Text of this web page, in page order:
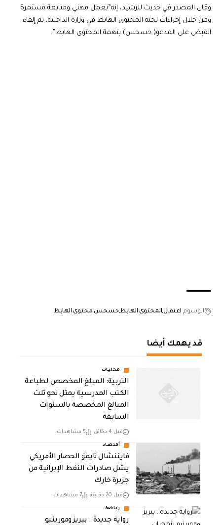
وقال المصدر في حديث للرشيد، إنه”بعمل مهني ومتابعة مستمرة
ومن خلال إجراءات لجنة المحتوى الهابط في وزارة الداخلية، تم إلقاء
القبض على المدعو( حسحس) بتهمة المحتوى الهابط”.
الوسوم اعتقالالمحتوى الهابطحسحسمحتوى الهابط
قد يهمك أيضا
محليات
التربية: المبلغ المخصص لطباعة
الكتب المدرسية يمثل نحو ثلث
المبالغ المخصصة بالسنوات
السابقة
قبل 4 دقائق 5 مشاهدات
أقتصاد
فايننشال تايمز: الحصار الأمريكي
يشل صادرات النفط الإيرانية من
جزيرة خارك
قبل 20 دقيقة 7 مشاهدات
رياضة
رواية جديدة.. بيريز ومورينيو